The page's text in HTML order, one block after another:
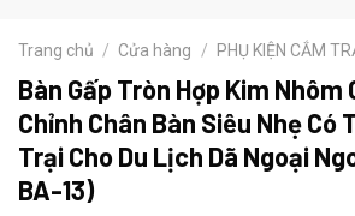
Trang chủ / Cửa hàng / PHỤ KIỆN CẮM
Bàn Gấp Tròn Hợp Kim Nhôm
Chỉnh Chân Bàn Siêu Nhẹ Có
Trại Cho Du Lịch Dã Ngoại
BA-13)